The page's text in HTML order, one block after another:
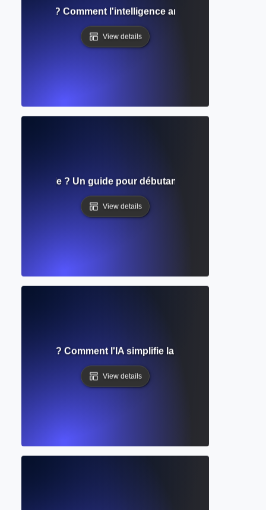
IA ? Comment l'intelligence artificielle soutient
View details
artificielle ? Un guide pour débutants sur l'IA et son
View details
? Comment l'IA simplifie la référence dans
View details